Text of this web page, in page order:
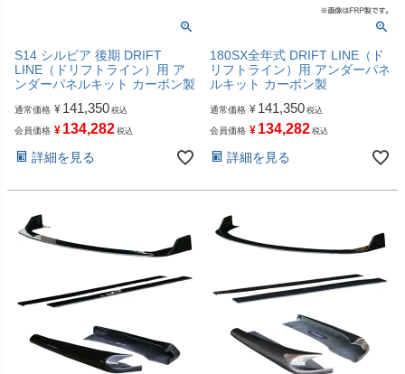
S14 シルビア 後期 DRIFT
LINE（ドリフトライン）用 ア
ンダーパネルキット カーボン製
通常価格 ¥ 141,350 税込
会員価格 ¥ 134,282 税込
詳細を見る
180SX全年式 DRIFT LINE（ド
リフトライン）用 アンダーパネ
ルキット カーボン製
通常価格 ¥ 141,350 税込
会員価格 ¥ 134,282 税込
詳細を見る